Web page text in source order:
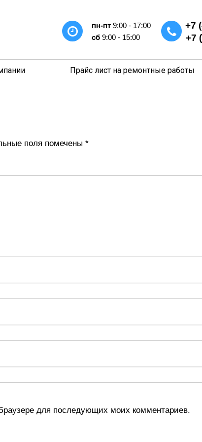
пн-пт 9:00 - 17:00
сб 9:00 - 15:00
+7
+7
Прайс лист на ремонтные работы
поля помечены *
для последующих моих комментариев.